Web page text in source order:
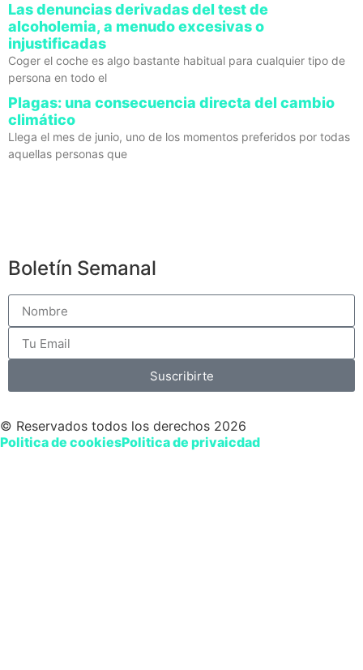
Las denuncias derivadas del test de
alcoholemia, a menudo excesivas o
injustificadas
Coger el coche es algo bastante habitual para cualquier tipo de
persona en todo el
Plagas: una consecuencia directa del cambio
climático
Llega el mes de junio, uno de los momentos preferidos por todas
aquellas personas que
Boletín Semanal
Suscribirte
© Reservados todos los derechos 2026
Politica de cookiesPolitica de privaicdad